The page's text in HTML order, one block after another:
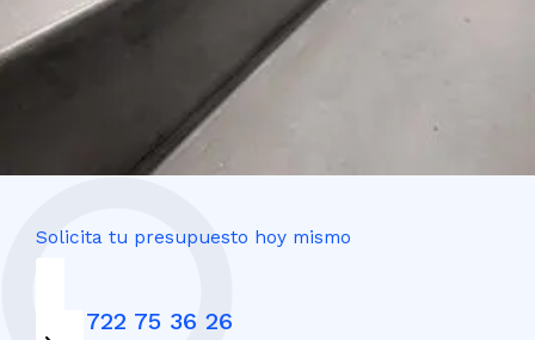
Solicita tu presupuesto hoy mismo
+34 722 75 36 26